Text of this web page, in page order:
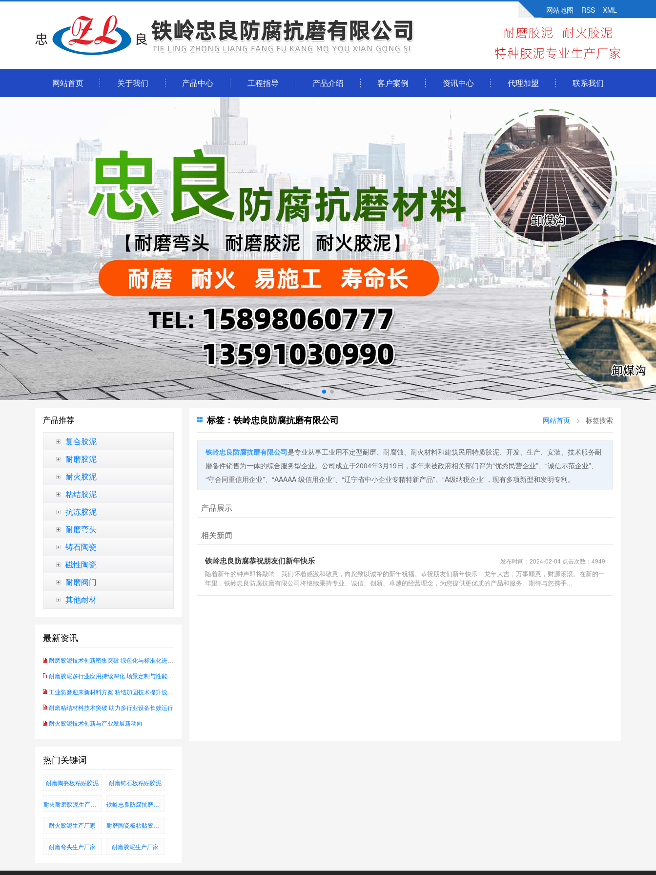
网站地图 RSS XML
网站首页 关于我们 产品中心 工程指导 产品介绍 客户案例 资讯中心 代理加盟 联系我们
产品推荐
复合胶泥
耐磨胶泥
耐火胶泥
粘结胶泥
抗冻胶泥
耐磨弯头
铸石陶瓷
磁性陶瓷
耐磨阀门
其他耐材
最新资讯
耐磨粘结材料技术突破 助力多行业设备长效运行
耐火胶泥技术创新与产业发展新动向
热门关键词
耐磨陶瓷板粘贴胶泥 耐磨铸石板粘贴胶泥
耐火耐磨胶泥生产厂家 铁岭忠良防腐抗磨有限公司
耐火胶泥生产厂家 耐磨陶瓷板粘贴胶泥、耐磨铸石板粘贴胶泥、烟道防腐蚀胶泥
耐磨弯头生产厂家 耐磨胶泥生产厂家
标签：铁岭忠良防腐抗磨有限公司 网站首页 标签搜索
铁岭忠良防腐抗磨有限公司是专业从事工业用不定型耐磨、耐腐蚀、耐火材料和建筑民用特质胶泥、开发、生产、安装、技术服务耐
磨备件销售为一体的综合服务型企业。公司成立于2004年3月19日，多年来被政府相关部门评为“优秀民营企业”、“诚信示范企业”、
“守合同重信用企业”、“AAAAA 级信用企业”、“辽宁省中小企业专精特新产品”、“A级纳税企业”，现有多项新型和发明专利。
产品展示
相关新闻
铁岭忠良防腐恭祝朋友们新年快乐 发布时间：2024-02-04 点击次数：4949
随着新年的钟声即将敲响，我们怀着感激和敬意，向您致以诚挚的新年祝福。恭祝朋友们新年快乐，龙年大吉，万事顺意，财源滚滚。在新的一
年里，铁岭忠良防腐抗磨有限公司将继续秉持专业、诚信、创新、卓越的经营理念，为您提供更优质的产品和服务。期待与您携手...